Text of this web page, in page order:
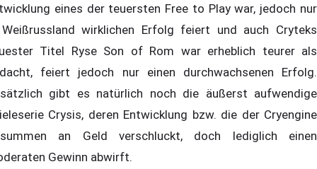
eines der teuersten Free to Play war, jedoch nur
wirklichen Erfolg feiert und auch Cryteks
Titel Ryse Son of Rom war erheblich teurer als
feiert jedoch nur einen durchwachsenen Erfolg.
gibt es natürlich noch die äußerst aufwendige
Crysis, deren Entwicklung bzw. die der Cryengine
an Geld verschluckt, doch lediglich einen
Gewinn abwirft.